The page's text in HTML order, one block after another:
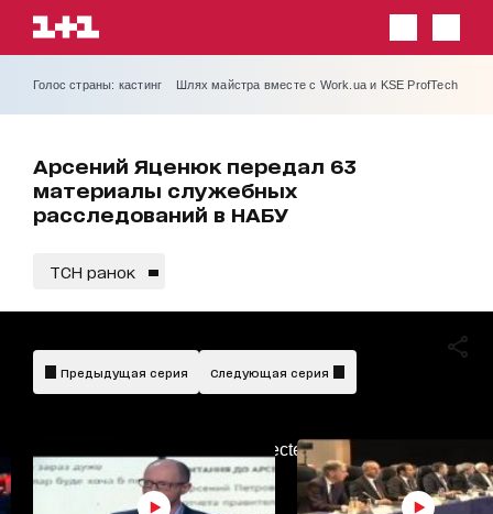
Голос страны: кастинг Шлях майстра вместе с Work.ua и KSE ProfTech
Арсений Яценюк передал 63
материалы служебных
расследований в НАБУ
ТСН ранок
AdBlockDetected!
Предыдущая серия Следующая серия